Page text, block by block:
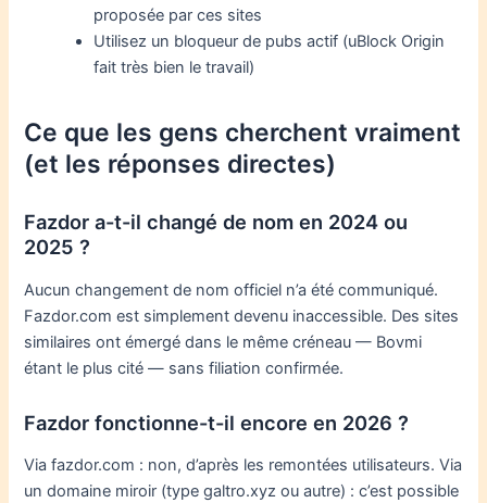
proposée par ces sites
Utilisez un bloqueur de pubs actif (uBlock Origin
fait très bien le travail)
Ce que les gens cherchent vraiment
(et les réponses directes)
Fazdor a-t-il changé de nom en 2024 ou
2025 ?
Aucun changement de nom officiel n’a été communiqué.
Fazdor.com est simplement devenu inaccessible. Des sites
similaires ont émergé dans le même créneau — Bovmi
étant le plus cité — sans filiation confirmée.
Fazdor fonctionne-t-il encore en 2026 ?
Via fazdor.com : non, d’après les remontées utilisateurs. Via
un domaine miroir (type galtro.xyz ou autre) : c’est possible